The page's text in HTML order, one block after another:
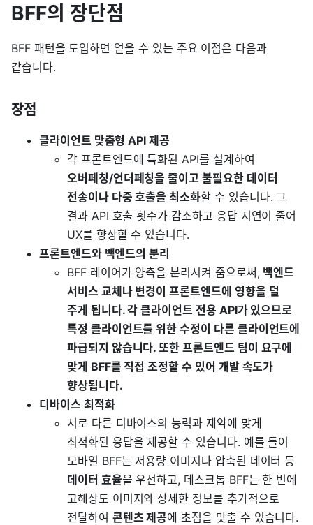
BFF의 장단점
BFF 패턴을 도입하면 얻을 수 있는 주요 이점은 다음과
같습니다.
장점
클라이언트 맞춤형 API 제공
각 프론트엔드에 특화된 API를 설계하여
오버페칭/언더페칭을 줄이고 불필요한 데이터
전송이나 다중 호출을 최소화할 수 있습니다. 그
결과 API 호출 횟수가 감소하고 응답 지연이 줄어
UX를 향상할 수 있습니다.
프론트엔드와 백엔드의 분리
BFF 레이어가 양측을 분리시켜 줌으로써, 백엔드
서비스 교체나 변경이 프론트엔드에 영향을 덜
주게 됩니다. 각 클라이언트 전용 API가 있으므로
특정 클라이언트를 위한 수정이 다른 클라이언트에
파급되지 않습니다. 또한 프론트엔드 팀이 요구에
맞게 BFF를 직접 조정할 수 있어 개발 속도가
향상됩니다.
디바이스 최적화
서로 다른 디바이스의 능력과 제약에 맞게
최적화된 응답을 제공할 수 있습니다. 예를 들어
모바일 BFF는 저용량 이미지나 압축된 데이터 등
데이터 효율을 우선하고, 데스크톱 BFF는 한 번에
고해상도 이미지와 상세한 정보를 추가적으로
전달하여 콘텐츠 제공에 초점을 맞출 수 있습니다.